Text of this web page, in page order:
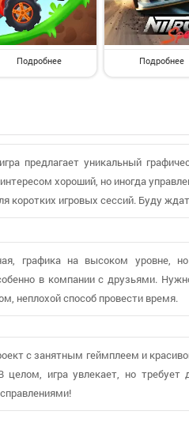
Подробнее Подробнее
предлагает уникальный
хороший, но иногда
коротких игровых сессий. Буду
графика на высоком уровне,
в компании с друзьями.
неплохой способ провести время.
с занятным геймплеем и
целом, игра увлекает, но